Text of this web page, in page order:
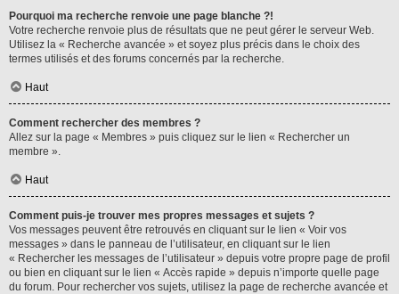
Pourquoi ma recherche renvoie une page blanche ?!
Votre recherche renvoie plus de résultats que ne peut gérer le serveur Web.
Utilisez la « Recherche avancée » et soyez plus précis dans le choix des
termes utilisés et des forums concernés par la recherche.
Haut
Comment rechercher des membres ?
Allez sur la page « Membres » puis cliquez sur le lien « Rechercher un
membre ».
Haut
Comment puis-je trouver mes propres messages et sujets ?
Vos messages peuvent être retrouvés en cliquant sur le lien « Voir vos
messages » dans le panneau de l’utilisateur, en cliquant sur le lien
« Rechercher les messages de l’utilisateur » depuis votre propre page de profil
ou bien en cliquant sur le lien « Accès rapide » depuis n’importe quelle page
du forum. Pour rechercher vos sujets, utilisez la page de recherche avancée et